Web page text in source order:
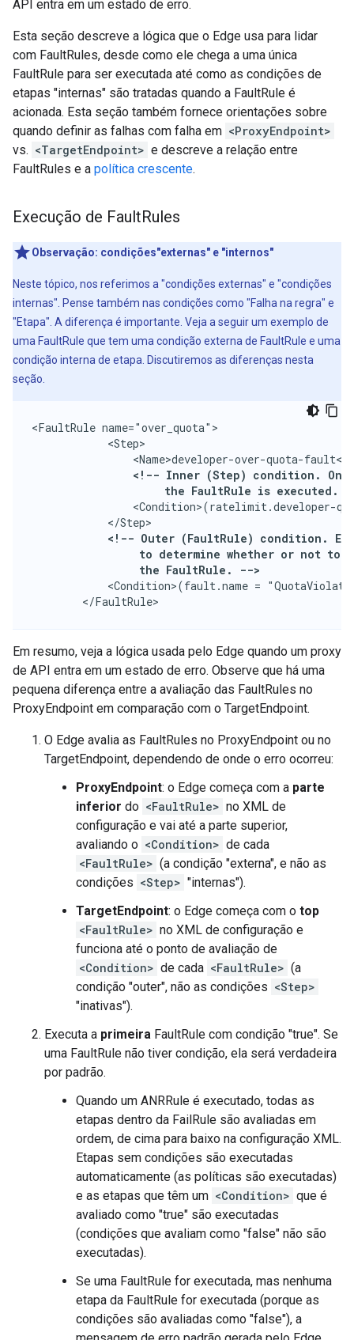
API entra em um estado de erro.
Esta seção descreve a lógica que o Edge usa para lidar
com FaultRules, desde como ele chega a uma única
FaultRule para ser executada até como as condições de
etapas "internas" são tratadas quando a FaultRule é
acionada. Esta seção também fornece orientações sobre
quando definir as falhas com falha em <ProxyEndpoint>
vs. <TargetEndpoint> e descreve a relação entre
FaultRules e a política crescente.
Execução de FaultRules
Observação: condições"externas" e "internos"
Neste tópico, nos referimos a "condições externas" e "condições
internas". Pense também nas condições como "Falha na regra" e
"Etapa". A diferença é importante. Veja a seguir um exemplo de
uma FaultRule que tem uma condição externa de FaultRule e uma
condição interna de etapa. Discutiremos as diferenças nesta
seção.
<FaultRule name="over_quota">
            <Step>
<Name>developer-over-quota-fault</
<!-- Inner (Step) condition.
the FaultRule is executed.
<Condition>(ratelimit.developer-
<!-- Outer (FaultRule) condition.
to determine whether or not to
                 the FaultRule. -->
<Condition>(fault.name =
        </FaultRule>
Em resumo, veja a lógica usada pelo Edge quando um proxy
de API entra em um estado de erro. Observe que há uma
pequena diferença entre a avaliação das FaultRules no
ProxyEndpoint em comparação com o TargetEndpoint.
O Edge avalia as FaultRules no ProxyEndpoint ou no
TargetEndpoint, dependendo de onde o erro ocorreu:
ProxyEndpoint: o Edge começa com a parte
inferior do <FaultRule> no XML de
configuração e vai até a parte superior,
avaliando o <Condition> de cada
<FaultRule> (a condição "externa", e não as
condições <Step> "internas").
TargetEndpoint: o Edge começa com o top
<FaultRule> no XML de configuração e
funciona até o ponto de avaliação de
<Condition> de cada <FaultRule> (a
condição "outer", não as condições <Step>
"inativas").
Executa a primeira FaultRule com condição "true". Se
uma FaultRule não tiver condição, ela será verdadeira
por padrão.
Quando um ANRRule é executado, todas as
etapas dentro da FailRule são avaliadas em
ordem, de cima para baixo na configuração XML.
Etapas sem condições são executadas
automaticamente (as políticas são executadas)
e as etapas que têm um <Condition> que é
avaliado como "true" são executadas
(condições que avaliam como "false" não são
executadas).
Se uma FaultRule for executada, mas nenhuma
etapa da FaultRule for executada (porque as
condições são avaliadas como "false"), a